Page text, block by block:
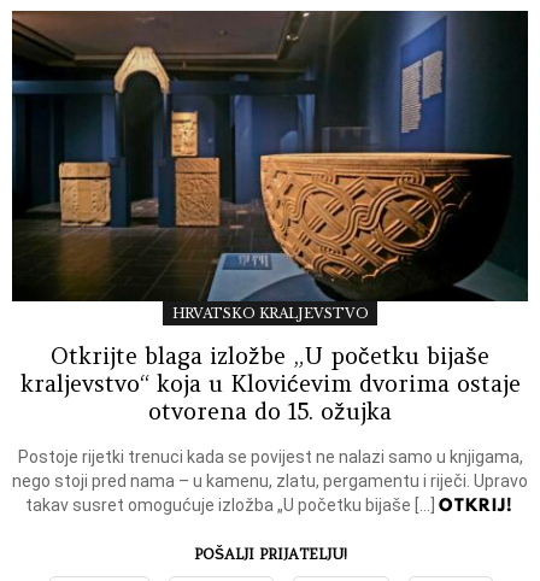
HRVATSKO KRALJEVSTVO
Otkrijte blaga izložbe „U početku bijaše
kraljevstvo“ koja u Klovićevim dvorima ostaje
otvorena do 15. ožujka
Postoje rijetki trenuci kada se povijest ne nalazi samo u knjigama,
nego stoji pred nama – u kamenu, zlatu, pergamentu i riječi. Upravo
takav susret omogućuje izložba „U početku bijaše […]OTKRIJ!
POŠALJI PRIJATELJU!